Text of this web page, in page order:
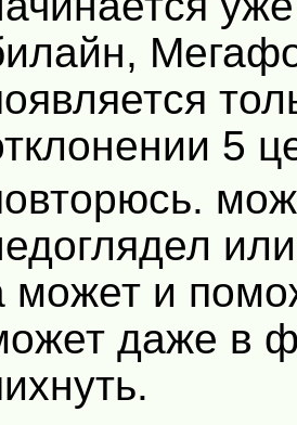
5
может и
даже в